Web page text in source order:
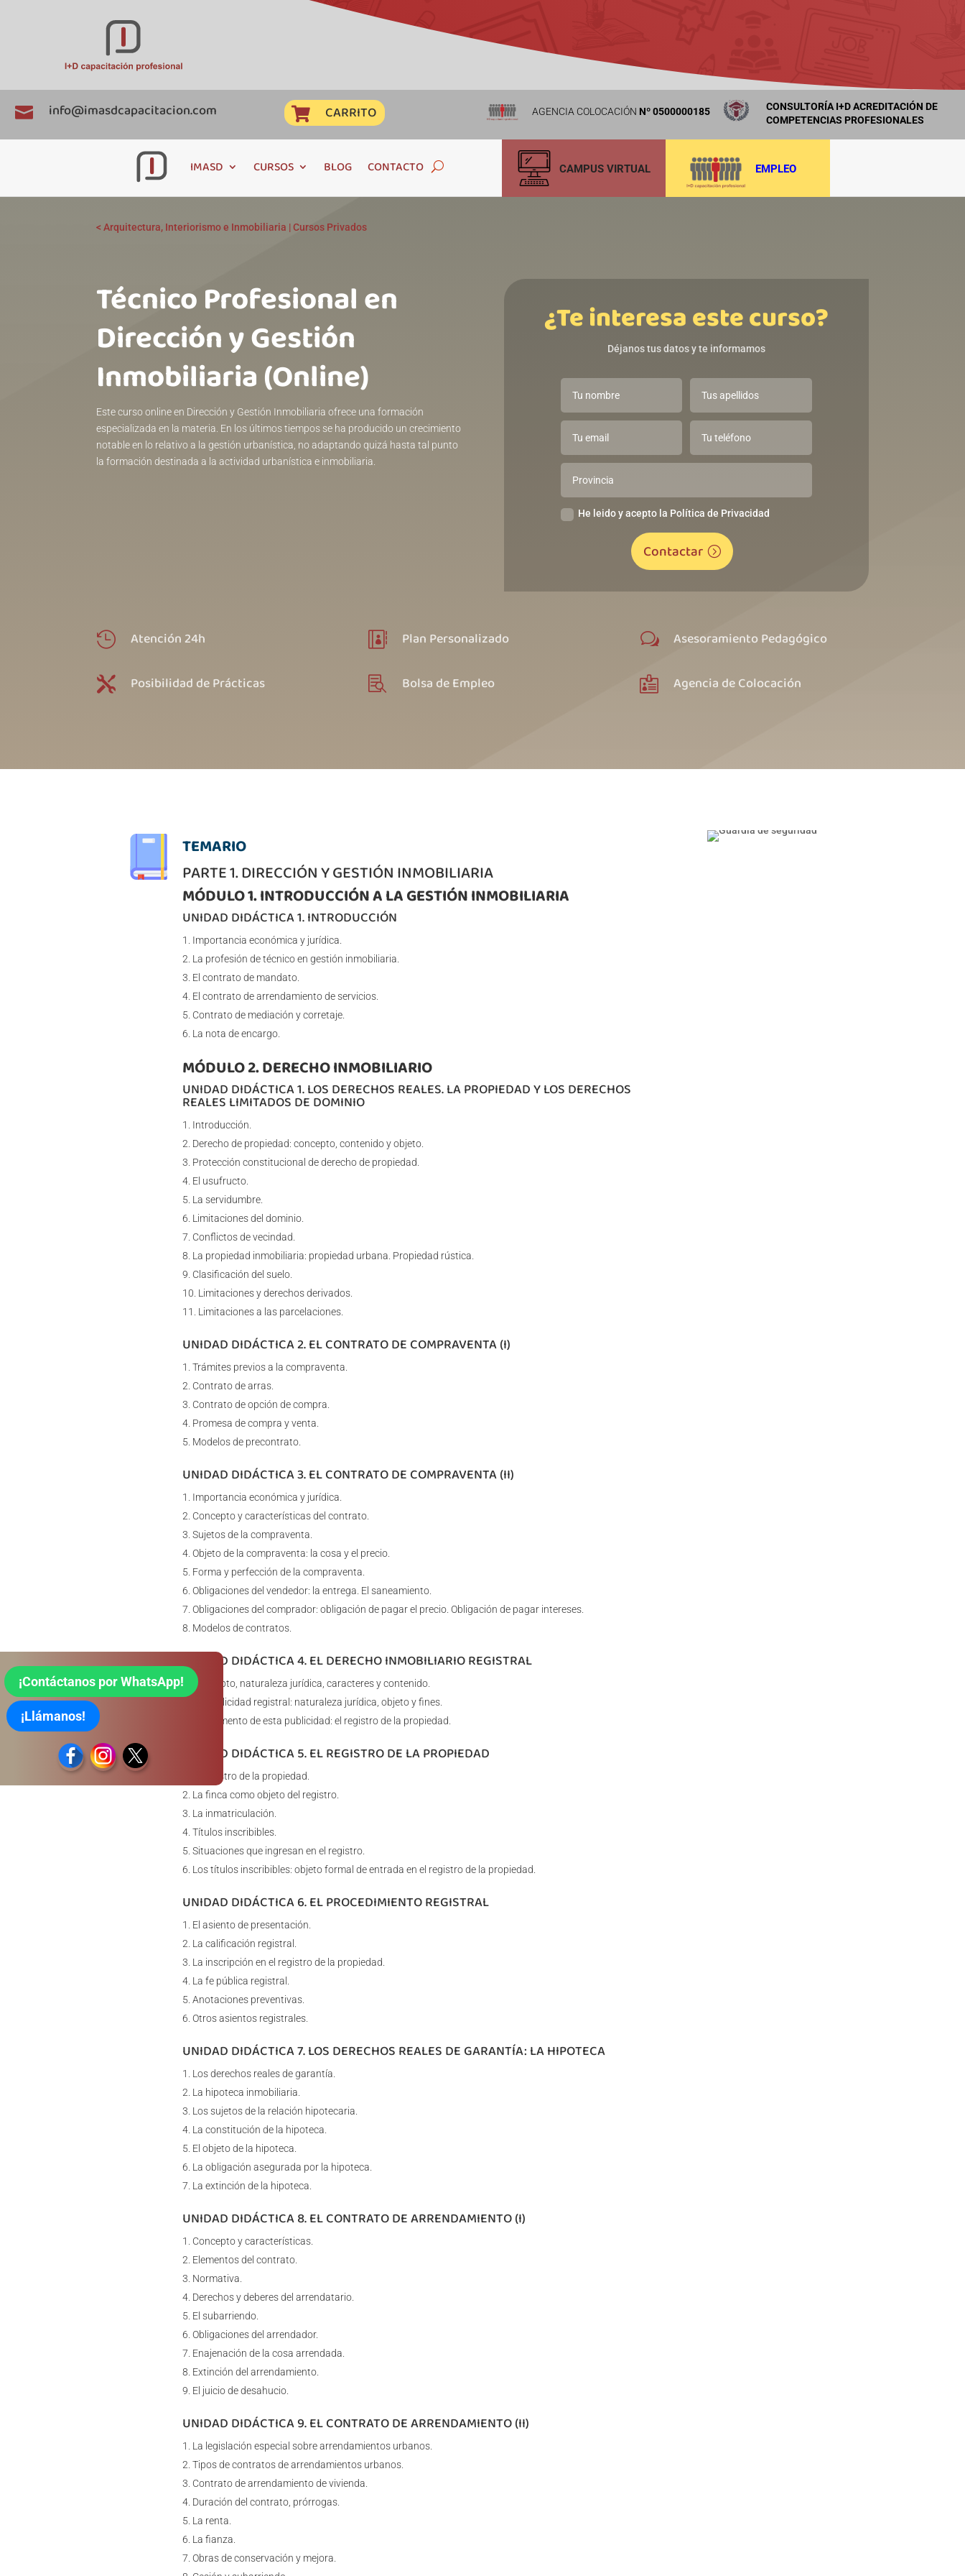
 info@imasdcapacitacion.com  CARRITO AGENCIA COLOCACIÓN Nº 0500000185
CONSULTORÍA I+D ACREDITACIÓN DE
COMPETENCIAS PROFESIONALES
IMASD CURSOS BLOG CONTACTO EMPLEO
CAMPUS VIRTUAL
<Arquitectura, Interiorismo e Inmobiliaria |Cursos Privados
Técnico Profesional en
Dirección y Gestión
Inmobiliaria (Online)
Este curso online en Dirección y Gestión Inmobiliaria ofrece una formación
especializada en la materia. En los últimos tiempos se ha producido un crecimiento
notable en lo relativo a la gestión urbanística, no adaptando quizá hasta tal punto
la formación destinada a la actividad urbanística e inmobiliaria.
¿Te interesa este curso?
Déjanos tus datos y te informamos
He leido y acepto la Política de Privacidad
Contactar
 Atención 24h
 Posibilidad de Prácticas
 Plan Personalizado
 Bolsa de Empleo
w Asesoramiento Pedagógico
 Agencia de Colocación
TEMARIO
PARTE 1. DIRECCIÓN Y GESTIÓN INMOBILIARIA
MÓDULO 1. INTRODUCCIÓN A LA GESTIÓN INMOBILIARIA
UNIDAD DIDÁCTICA 1. INTRODUCCIÓN
Importancia económica y jurídica.
La profesión de técnico en gestión inmobiliaria.
El contrato de mandato.
El contrato de arrendamiento de servicios.
Contrato de mediación y corretaje.
La nota de encargo.
MÓDULO 2. DERECHO INMOBILIARIO
UNIDAD DIDÁCTICA 1. LOS DERECHOS REALES. LA PROPIEDAD Y LOS DERECHOS
REALES LIMITADOS DE DOMINIO
Introducción.
Derecho de propiedad: concepto, contenido y objeto.
Protección constitucional de derecho de propiedad.
El usufructo.
La servidumbre.
Limitaciones del dominio.
Conflictos de vecindad.
La propiedad inmobiliaria: propiedad urbana. Propiedad rústica.
Clasificación del suelo.
Limitaciones y derechos derivados.
Limitaciones a las parcelaciones.
UNIDAD DIDÁCTICA 2. EL CONTRATO DE COMPRAVENTA (I)
Trámites previos a la compraventa.
Contrato de arras.
Contrato de opción de compra.
Promesa de compra y venta.
Modelos de precontrato.
UNIDAD DIDÁCTICA 3. EL CONTRATO DE COMPRAVENTA (II)
Importancia económica y jurídica.
Concepto y características del contrato.
Sujetos de la compraventa.
Objeto de la compraventa: la cosa y el precio.
Forma y perfección de la compraventa.
Obligaciones del vendedor: la entrega. El saneamiento.
Obligaciones del comprador: obligación de pagar el precio. Obligación de pagar intereses.
Modelos de contratos.
UNIDAD DIDÁCTICA 4. EL DERECHO INMOBILIARIO REGISTRAL
Concepto, naturaleza jurídica, caracteres y contenido.
La publicidad registral: naturaleza jurídica, objeto y fines.
Instrumento de esta publicidad: el registro de la propiedad.
UNIDAD DIDÁCTICA 5. EL REGISTRO DE LA PROPIEDAD
El registro de la propiedad.
La finca como objeto del registro.
La inmatriculación.
Títulos inscribibles.
Situaciones que ingresan en el registro.
Los títulos inscribibles: objeto formal de entrada en el registro de la propiedad.
UNIDAD DIDÁCTICA 6. EL PROCEDIMIENTO REGISTRAL
El asiento de presentación.
La calificación registral.
La inscripción en el registro de la propiedad.
La fe pública registral.
Anotaciones preventivas.
Otros asientos registrales.
UNIDAD DIDÁCTICA 7. LOS DERECHOS REALES DE GARANTÍA: LA HIPOTECA
Los derechos reales de garantía.
La hipoteca inmobiliaria.
Los sujetos de la relación hipotecaria.
La constitución de la hipoteca.
El objeto de la hipoteca.
La obligación asegurada por la hipoteca.
La extinción de la hipoteca.
UNIDAD DIDÁCTICA 8. EL CONTRATO DE ARRENDAMIENTO (I)
Concepto y características.
Elementos del contrato.
Normativa.
Derechos y deberes del arrendatario.
El subarriendo.
Obligaciones del arrendador.
Enajenación de la cosa arrendada.
Extinción del arrendamiento.
El juicio de desahucio.
UNIDAD DIDÁCTICA 9. EL CONTRATO DE ARRENDAMIENTO (II)
La legislación especial sobre arrendamientos urbanos.
Tipos de contratos de arrendamientos urbanos.
Contrato de arrendamiento de vivienda.
Duración del contrato, prórrogas.
La renta.
La fianza.
Obras de conservación y mejora.
¡Contáctanos por WhatsApp!
¡Llámanos!